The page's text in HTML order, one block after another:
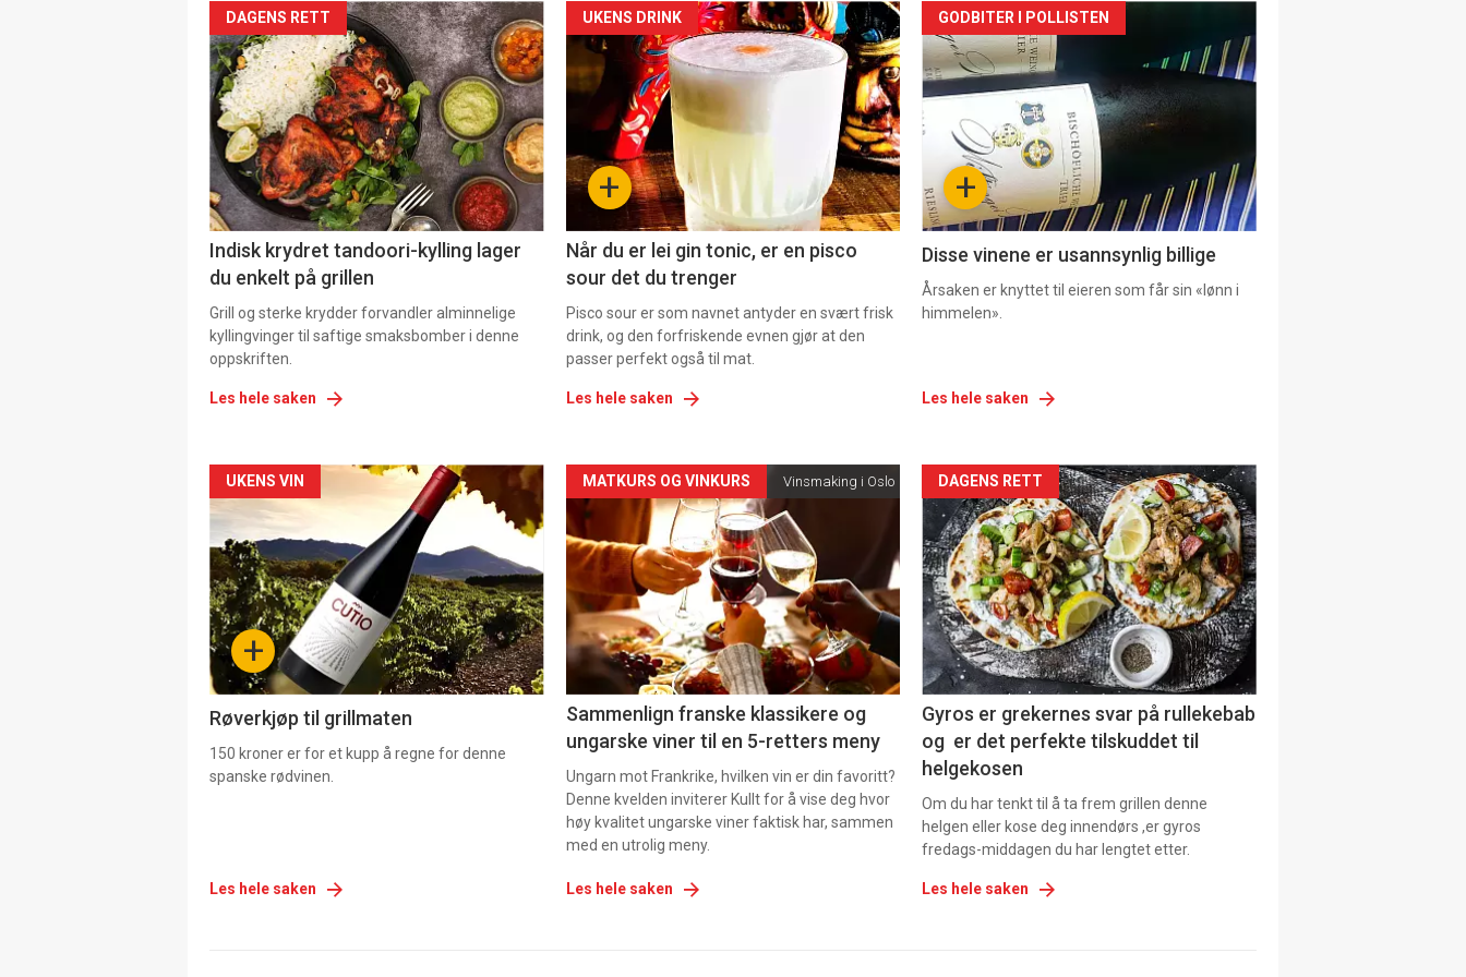
DAGENS RETT
Indisk krydret tandoori-kylling lager
du enkelt på grillen
Grill og sterke krydder forvandler alminnelige
kyllingvinger til saftige smaksbomber i denne
oppskriften.
Les hele saken
Forsiden
akkurat
nå
-
+
UKENS DRINK
Når du er lei gin tonic, er en pisco
sour det du trenger
Pisco sour er som navnet antyder en svært frisk
drink, og den forfriskende evnen gjør at den
passer perfekt også til mat.
Les hele saken
Forsiden
akkurat
nå
3 +
GODBITER I POLLISTEN
Disse vinene er usannsynlig billige
Årsaken er knyttet til eieren som får sin «lønn i
himmelen».
Les hele saken
Forsiden
akkurat
nå
-
4 +
UKENS VIN
Røverkjøp til grillmaten
150 kroner er for et kupp å regne for denne
spanske rødvinen.
Les hele saken
Forsiden
akkurat
nå
-
5
MATKURS OG VINKURS Vinsmaking i Oslo
Sammenlign franske klassikere og
ungarske viner til en 5-retters meny
Ungarn mot Frankrike, hvilken vin er din favoritt?
Denne kvelden inviterer Kullt for å vise deg hvor
høy kvalitet ungarske viner faktisk har, sammen
med en utrolig meny.
Les hele saken
Forsiden
akkurat
nå
-
6
DAGENS RETT
Gyros er grekernes svar på rullekebab
og er det perfekte tilskuddet til
helgekosen
Om du har tenkt til å ta frem grillen denne
helgen eller kose deg innendørs ,er gyros
fredags-middagen du har lengtet etter.
Les hele saken